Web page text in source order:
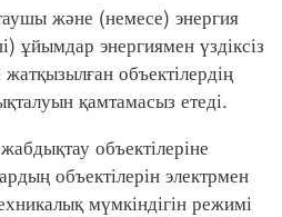
және (немесе) энергия
ұйымдар энергиямен үздіксіз
объектілердің
қамтамасыз етеді.
объектілеріне
объектілерін электрмен
мүмкіндігін режимі